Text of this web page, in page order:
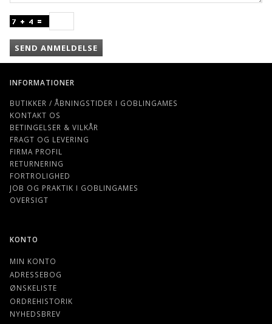
SEND ANMELDELSE
INFORMATIONER
BUTIKKER / ÅBNINGSTIDER I GOBLINGAMES
KONTAKT OS
BETINGELSER & VILKÅR
FRAGT OG LEVERING
FIRMA PROFIL
RETURNERING
FORTROLIGHED
JOB OG PRAKTIK I GOBLINGAMES
OVERSIGT
KONTO
MIN KONTO
ADRESSEBOG
ØNSKELISTE
ORDREHISTORIK
NYHEDSBREV